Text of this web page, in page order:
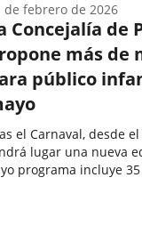
Concejalía de
más de
público
el Carnaval, desde
lugar una nueva
programa incluye
de febrero de 2026